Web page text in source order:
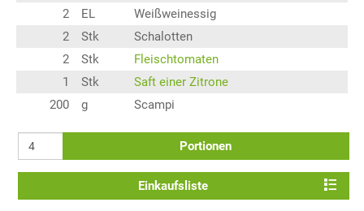
2
EL
Weißweinessig
2
Stk
Schalotten
2
Stk
Fleischtomaten
1
Stk
Saft einer Zitrone
200
g Scampi
Portionen
Einkaufsliste